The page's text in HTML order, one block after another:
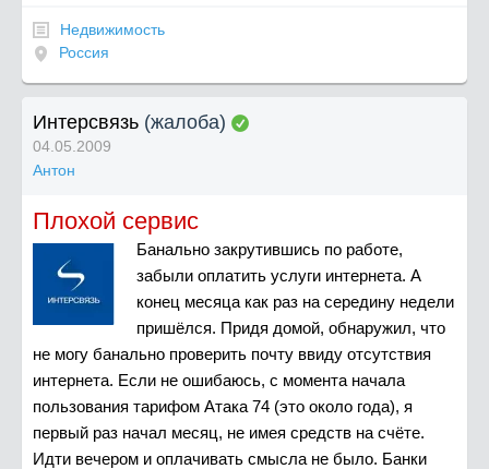
Недвижимость
Россия
Интерсвязь (жалоба)
04.05.2009
Антон
Плохой сервис
Банально закрутившись по работе,
забыли оплатить услуги интернета. А
конец месяца как раз на середину недели
пришёлся. Придя домой, обнаружил, что
не могу банально проверить почту ввиду отсутствия
интернета. Если не ошибаюсь, с момента начала
пользования тарифом Атака 74 (это около года), я
первый раз начал месяц, не имея средств на счёте.
Идти вечером и оплачивать смысла не было. Банки